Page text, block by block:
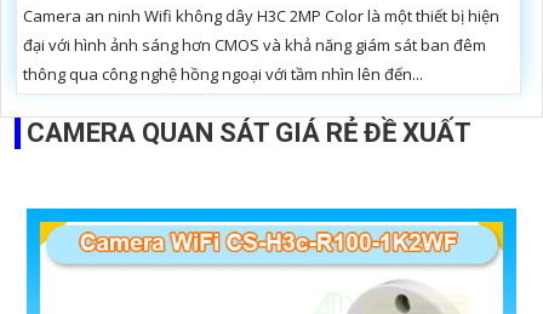
Camera an ninh Wifi không dây H3C 2MP Color là một thiết bị hiện
đại với hình ảnh sáng hơn CMOS và khả năng giám sát ban đêm
thông qua công nghệ hồng ngoại với tầm nhìn lên đến...
CAMERA QUAN SÁT GIÁ RẺ ĐỀ XUẤT